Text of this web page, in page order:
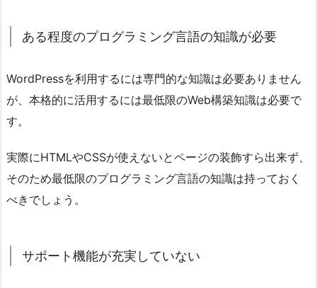
ある程度のプログラミング言語の知識が必要
WordPressを利用するには専門的な知識は必要ありません
が、本格的に活用するには最低限のWeb構築知識は必要で
す。
実際にHTMLやCSSが使えないとページの装飾すら出来ず、
そのため最低限のプログラミング言語の知識は持っておく
べきでしょう。
サポート機能が充実していない